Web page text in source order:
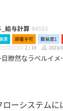
瞭然なラベルイメ
ーシステムに